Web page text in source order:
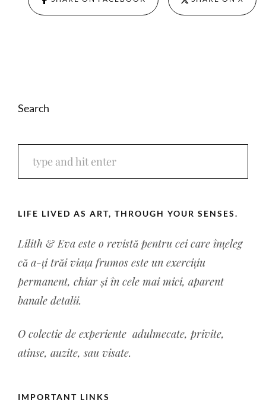
Search
LIFE LIVED AS ART, THROUGH YOUR SENSES.
Lilith & Eva este o revistă pentru cei care înțeleg
că a-ți trăi viața frumos este un exercițiu
permanent, chiar și în cele mai mici, aparent
banale detalii.
O colectie de experiente adulmecate, privite,
atinse, auzite, sau visate.
IMPORTANT LINKS